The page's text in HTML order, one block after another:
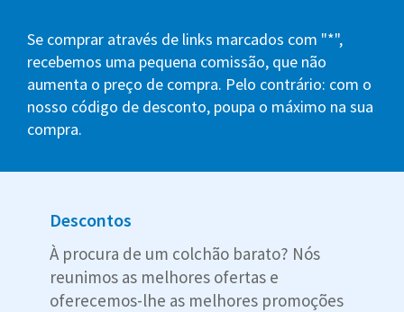
Se comprar através de links marcados com "*",
recebemos uma pequena comissão, que não
aumenta o preço de compra. Pelo contrário: com o
nosso código de desconto, poupa o máximo na sua
compra.
Descontos
À procura de um colchão barato? Nós
reunimos as melhores ofertas e
oferecemos-lhe as melhores promoções